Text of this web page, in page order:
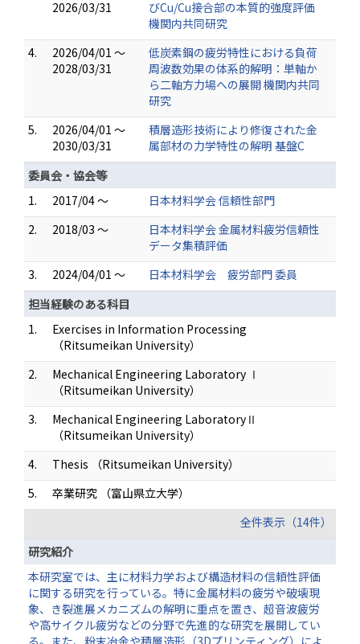
2026/03/31
びCu/Cu接合部の本質的強度評価
機関内共同研究
4.
2026/04/01 ～
2028/03/31
低炭素鋼の疲労特性における負荷
周波数効果の体系的解明：単軸か
ら二軸方力場への展開 機関内共同
研究
5.
2026/04/01 ～
2030/03/31
積層造形技術により修復された金
属部材の力学特性の解明 基盤C
委員会・協会等
1.
2017/04 ～
日本材料学会 信頼性部門
2.
2018/03 ～
日本材料学会 金属材料疲労信頼性
データ集積評価
3.
2024/04/01 ～
日本材料学会 疲労部門 委員
担当経験のある科目
1.
Exercises in Information Processing
（Ritsumeikan University）
2.
Mechanical Engineering Laboratory Ⅰ
（Ritsumeikan University）
3.
Mechanical Engineering LaboratoryⅡ
（Ritsumeikan University）
4.
Thesis （Ritsumeikan University）
5.
卒業研究 （富山県立大学）
全件表示（14件）
研究紹介
本研究室では、主に材料力学および構造材料の信頼性評価
に関する研究を行っている。特に金属材料の疲労や破壊現
象、き裂進展メカニズムの解明に重点を置き、超音波疲労
や高サイクル疲労などの分野で先進的な研究を展開してい